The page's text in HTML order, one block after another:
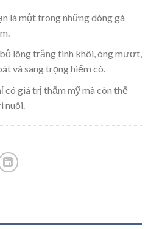
là một trong những dòng gà
bộ lông trắng tinh khôi, óng mượt,
và sang trọng hiếm có.
có giá trị thẩm mỹ mà còn thể
nuôi.